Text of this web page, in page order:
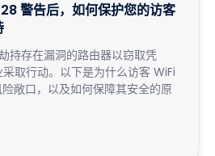
警告后，如何保护您的访客
持存在漏洞的路由器以窃取凭
取行动。以下是为什么访客 WiFi
敞口，以及如何保障其安全的原